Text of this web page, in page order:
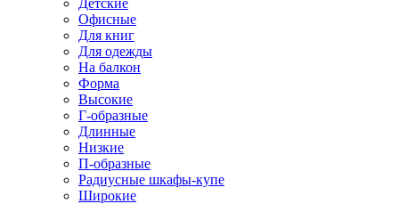
Детские
Офисные
Для книг
Для одежды
На балкон
Форма
Высокие
Г-образные
Длинные
Низкие
П-образные
Радиусные шкафы-купе
Широкие